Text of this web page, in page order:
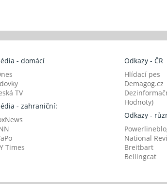
- domácí
TV
- zahraniční:
Times
Odkazy - ČR
Hlídací pes
Demagog.cz
Hodnoty)
Odkazy -
National
Breitbart
Bellingcat